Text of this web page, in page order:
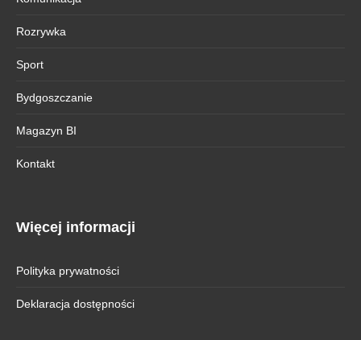
Rozrywka
Sport
Bydgoszczanie
Magazyn BI
Kontakt
Więcej informacji
Polityka prywatności
Deklaracja dostępności